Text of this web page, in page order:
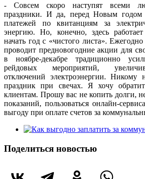
- Совсем скоро наступят всеми
праздники. И да, перед Новым
платежей по квитанциям за
энергию. Но, конечно, здесь
начать год с «чистого листа».
проводит предновогодние акции для
в ноябре-декабре традиционно
рейдовых мероприятий,
отключений электроэнергии. Никому
праздник при свечах. Я хочу
клиентам. Прошу вас не копить долги,
показаний, пользоваться онлайн-
выгоду при оплате счетов за
Поделиться новостью